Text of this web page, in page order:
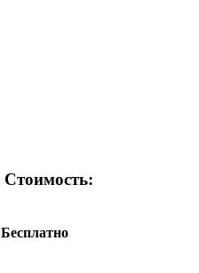
Стоимость:
Бесплатно